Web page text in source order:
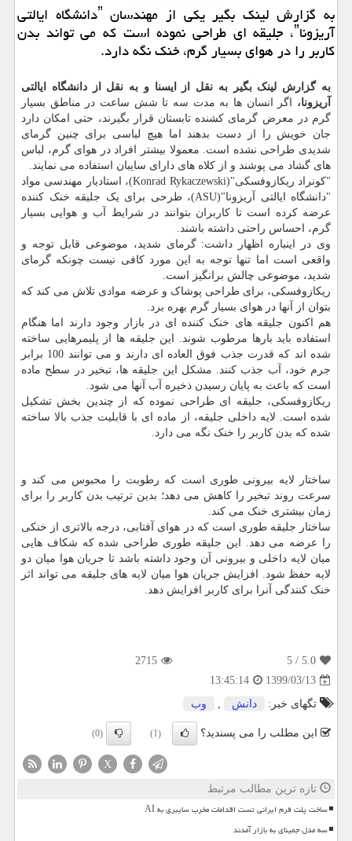
به گزارش لینك بگیر یكی از مهندسان ˮدانشگاه ایالتی
آریزوناˮ، جلیقه ای طراحی نموده است كه می تواند بدن
كاربر را در هوای بسیار گرم، خنك نگه دارد.
به گزارش لینک بگیر به نقل از ایسنا و به نقل از دانشگاه ایالتی
آریزونا، اگر انسان ها به مدت سه تا شش ساعت در مناطق بسیار
گرم در معرض گرمای کشنده تابستان قرار بگیرند، حتی امکان دارد
جان خویش را از دست بدهند اما هیچ لباسی برای چنین گرمای
شدیدی طراحی نشده است. معمولا بیشتر افراد در هوای گرم، لباس
های گشاد می پوشند و از کلاه های دارای سایبان استفاده می نمایند.
"کونراد ریکازوفسکی"(Konrad Rykaczewski)، استادیار مهندسی مواد
"دانشگاه ایالتی آریزونا"(ASU)، طرحی برای یک جلیقه خنک کننده
عرضه کرده است تا کاربران بتوانند در شرایط آب و هوایی بسیار
گرم، احساس راحتی داشته باشند.
وی در اینباره اظهار داشت: گرمای شدید، موضوعی قابل توجه و
واقعی است اما تنها توجه به این مورد کافی نیست چونکه گرمای
شدید، موضوعی چالش برانگیز است.
ریکازوفسکی، برای طراحی پوشاک و عرضه موادی تلاش می کند که
بتوان از آنها در هوای بسیار گرم بهره برد.
هم اکنون جلیقه های خنک کننده ای در بازار وجود دارند اما هنگام
استفاده باید بارها مرطوب شوند. این جلیقه ها از پلیمرهایی ساخته
شده اند که قدرت جذب فوق العاده ای دارند و می توانند 100 برابر
جرم خود، آب جذب کنند. مشکل این جلیقه ها، تبخیر در سطح ماده
است که باعث به پایان رسیدن ذخیره آب آنها می شود.
ریکازوفسکی، جلیقه ای طراحی نموده که از چندین بخش تشکیل
شده است. لایه داخلی جلیقه، از ماده ای با قابلیت جذب بالا ساخته
شده که بدن کاربر را خنک نگه می دارد.
ساختار لایه بیرونی طوری است که رطوبت را محبوس می کند و
سرعت روند تبخیر را کاهش می دهد؛ بدین ترتیب بدن کاربر را برای
زمان بیشتری خنک می کند.
ساختار جلیقه طوری است که در هوای آفتابی، درجه بالاتری از خنکی
را عرضه می دهد. این جلیقه طوری طراحی شده که شکاف هایی
میان لایه داخلی و بیرونی آن وجود داشته باشد تا جریان هوا میان دو
لایه حفظ شود. افزایش جریان هوا میان لایه های جلیقه می تواند اثر
خنک کنندگی آنرا برای کاربر افزایش دهد.
5.0
/ 5
2715
1399/03/13
13:45:14
تگهای خبر:
دانش , وب
این مطلب را می پسندید؟ (1)
(0)
X
تازه ترین مطالب مرتبط
ساخت پلت فرم ایرانی تست اقدامات مخرب سایبری به AI
سه مدل جمینای به بازار آمدند